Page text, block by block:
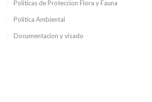
Politicas de Proteccion Flora y Fauna
Politica Ambiental
Documentacion y visado